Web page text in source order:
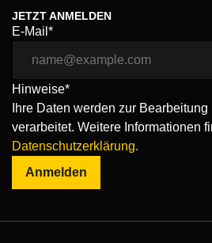
JETZT ANMELDEN
E-Mail*
Hinweise*
Ihre Daten werden zur Bearbeitung
verarbeitet. Weitere Informationen
Datenschutzerklärung.
Anmelden